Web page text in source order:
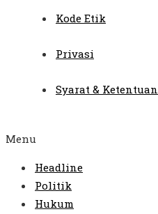
Kode Etik
Privasi
Syarat & Ketentuan
Menu
Headline
Politik
Hukum